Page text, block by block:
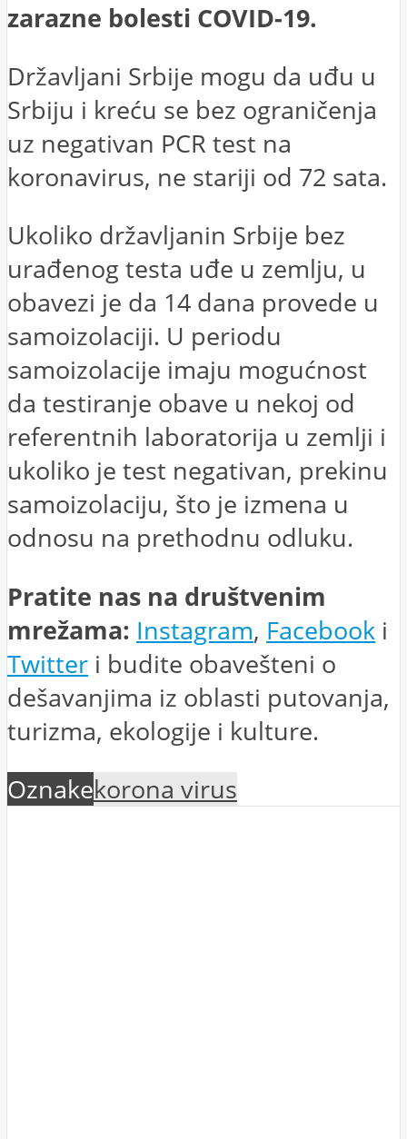
zarazne bolesti COVID-19.
Državljani Srbije mogu da uđu u
Srbiju i kreću se bez ograničenja
uz negativan PCR test na
koronavirus, ne stariji od 72 sata.
Ukoliko državljanin Srbije bez
urađenog testa uđe u zemlju, u
obavezi je da 14 dana provede u
samoizolaciji. U periodu
samoizolacije imaju mogućnost
da testiranje obave u nekoj od
referentnih laboratorija u zemlji i
ukoliko je test negativan, prekinu
samoizolaciju, što je izmena u
odnosu na prethodnu odluku.
Pratite nas na društvenim
mrežama: Instagram, Facebook i
Twitter i budite obavešteni o
dešavanjima iz oblasti putovanja,
turizma, ekologije i kulture.
Oznakekorona virus